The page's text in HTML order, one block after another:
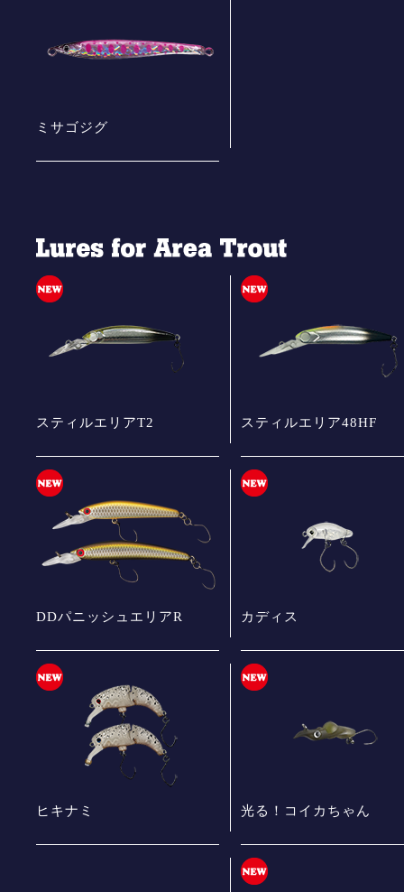
ミサゴジグ
スティルエリアT2 スティルエリア48HF
DDパニッシュエリアR カディス
ヒキナミ 光る！コイカちゃん